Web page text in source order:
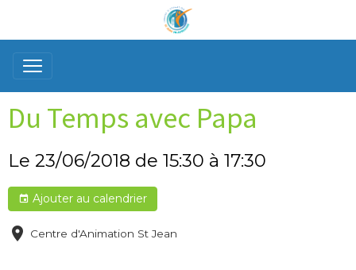
Du Temps avec Papa
Le 23/06/2018 de 15:30 à 17:30
Ajouter au calendrier
Centre d'Animation St Jean